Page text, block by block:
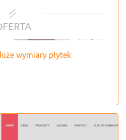
wymiary płytek